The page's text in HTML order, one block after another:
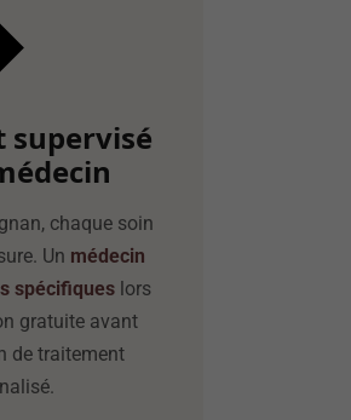
supervisé
chaque soin
Un médecin
spécifiques lors
gratuite avant
de traitement